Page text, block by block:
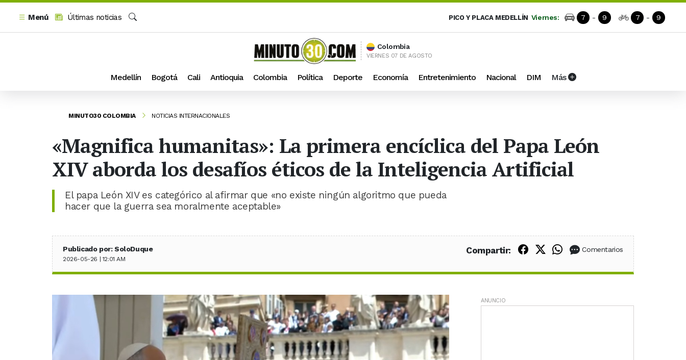
Menú
Últimas noticias
PICO Y PLACA MEDELLÍN Viernes: 7 - 9 7 - 9
Colombia
VIERNES 07 DE AGOSTO
Medellín Bogotá Cali Antioquia Colombia Política Deporte Economía Entretenimiento Nacional DIM Más
MINUTO30 COLOMBIA NOTICIAS INTERNACIONALES
«Magnifica humanitas»: La primera encíclica del Papa León
XIV aborda los desafíos éticos de la Inteligencia Artificial
El papa León XIV es categórico al afirmar que «no existe ningún algoritmo que pueda
hacer que la guerra sea moralmente aceptable»
Publicado por: SoloDuque
2026-05-26 | 12:01 AM
Compartir: Compartir en Facebook
Compartir en X (Twitter)
Compartir en WhatsApp
Comentarios
ANUNCIO